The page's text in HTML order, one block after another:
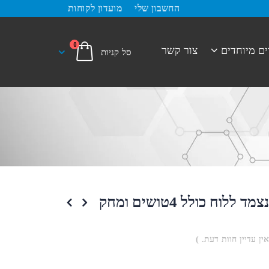
החשבון שלי מועדון לקוחות
מיוחדים צור קשר 0
אורגנייזר נצמד ללוח כולל 4טושים ומחק
עדיין חוות דעת. )